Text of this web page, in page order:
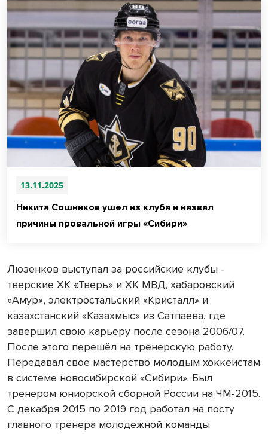
13.11.2025
Никита Сошников ушел из клуба и назвал
причины провальной игры «Сибири»
Люзенков выступал за российские клубы -
тверские ХК «Тверь» и ХК МВД, хабаровский
«Амур», электростальский «Кристалл» и
казахстанский «Казахмыс» из Сатпаева, где
завершил свою карьеру после сезона 2006/07.
После этого перешёл на тренерскую работу.
Передавал свое мастерство молодым хоккеистам
в системе новосибирской «Сибири». Был
тренером юниорской сборной России на ЧМ-2015.
С декабря 2015 по 2019 год работал на посту
главного тренера молодежной команды